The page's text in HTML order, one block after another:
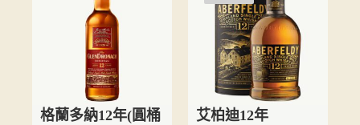
格蘭多納12年(圓桶
艾柏迪12年